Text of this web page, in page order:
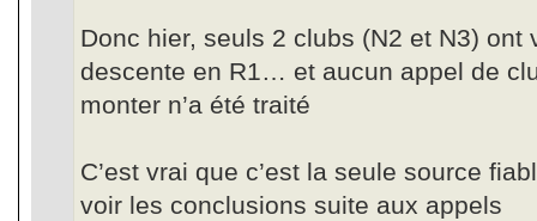
Donc hier, seuls 2 clubs (N2 et N3) ont
descente en R1… et aucun appel de
monter n’a été traité
C’est vrai que c’est la seule source
voir les conclusions suite aux appels